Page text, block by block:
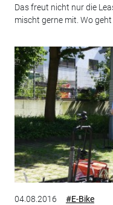
Das freut nicht nur die
mischt gerne mit. Wo
04.08.2016 #E-Bike